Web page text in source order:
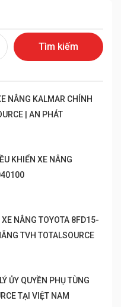
NÂNG KALMAR CHÍNH
| AN PHÁT
KHIỂN XE NÂNG
XE NÂNG TOYOTA 8FD15-
TVH TOTALSOURCE
ỦY QUYỀN PHỤ TÙNG
TẠI VIỆT NAM